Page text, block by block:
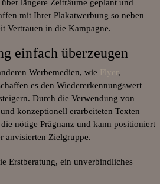
längere Zeiträume geplant und
mit Ihrer Plakatwerbung so neben
Vertrauen in die Kampagne.
einfach überzeugen
Werbemedien, wie Flyer ,
es den Wiedererkennungswert
Durch die Verwendung von
und konzeptionell erarbeiteten Texten
nötige Prägnanz und kann positioniert
anvisierten Zielgruppe.
Erstberatung, ein unverbindliches